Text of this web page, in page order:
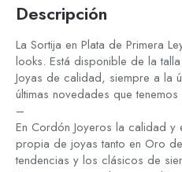
Descripción
La Sortija en Plata de Primera
looks. Está disponible de la
Joyas de calidad, siempre a la
últimas novedades que
–
En Cordón Joyeros la calidad y
propia de joyas tanto en Oro
tendencias y los clásicos de